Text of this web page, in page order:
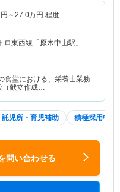
～27.0万円 程度
ロ東西線「原木中山駅」
食堂における、栄養士業務
（献立作成…
託児所・育児補助 積極採用中
問い合わせる